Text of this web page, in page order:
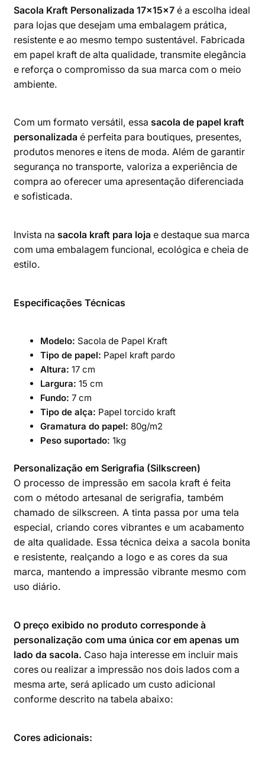
Sacola Kraft Personalizada 17x15x7 é a escolha ideal
para lojas que desejam uma embalagem prática,
resistente e ao mesmo tempo sustentável. Fabricada
em papel kraft de alta qualidade, transmite elegância
e reforça o compromisso da sua marca com o meio
ambiente.
Com um formato versátil, essa sacola de papel kraft
personalizada é perfeita para boutiques, presentes,
produtos menores e itens de moda. Além de garantir
segurança no transporte, valoriza a experiência de
compra ao oferecer uma apresentação diferenciada
e sofisticada.
Invista na sacola kraft para loja e destaque sua marca
com uma embalagem funcional, ecológica e cheia de
estilo.
Especificações Técnicas
Modelo: Sacola de Papel Kraft
Tipo de papel: Papel kraft pardo
Altura: 17 cm
Largura: 15 cm
Fundo: 7 cm
Tipo de alça: Papel torcido kraft
Gramatura do papel: 80g/m2
Peso suportado: 1kg
Personalização em Serigrafia (Silkscreen)
O processo de impressão em sacola kraft é feita
com o método artesanal de serigrafia, também
chamado de silkscreen. A tinta passa por uma tela
especial, criando cores vibrantes e um acabamento
de alta qualidade. Essa técnica deixa a sacola bonita
e resistente, realçando a logo e as cores da sua
marca, mantendo a impressão vibrante mesmo com
uso diário.
O preço exibido no produto corresponde à
personalização com uma única cor em apenas um
lado da sacola. Caso haja interesse em incluir mais
cores ou realizar a impressão nos dois lados com a
mesma arte, será aplicado um custo adicional
conforme descrito na tabela abaixo:
Cores adicionais: